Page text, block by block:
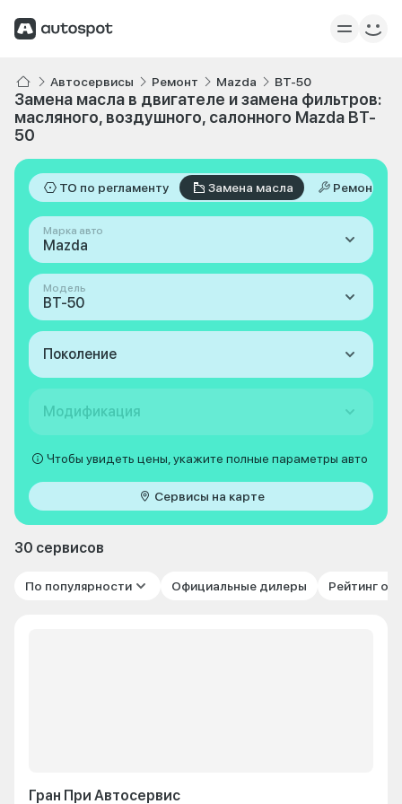
Автосервисы Ремонт Mazda BT-50
Замена масла в двигателе и замена фильтров:
масляного, воздушного, салонного Mazda BT-
50
ТО по регламенту Замена масла Ремонт
Марка авто
Mazda
Модель
BT-50
Поколение
Модификация
Чтобы увидеть цены, укажите полные параметры авто
Сервисы на карте
30 сервисов
По популярности Официальные дилеры Рейтинг
Гран При Автосервис